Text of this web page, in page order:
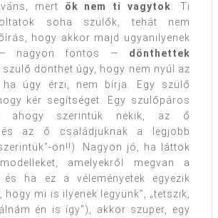
mert ők nem ti vagytok. Ti
soha szülők, tehát nem
hogy akkor majd ugyanilyenek
— nagyon fontos — dönthettek
szülő dönthet úgy, hogy nem nyúl az
ha úgy érzi, nem bírja. Egy szülő
kér segítséget. Egy szülőpáros
ahogy szerintük nekik, az ő
és az ő családjuknak a legjobb
ön!!). Nagyon jó, ha láttok
amelyekről megvan a
és ha ez a véleményetek egyezik
hogy mi is ilyenek legyünk”, „tetszik,
én is így”), akkor szuper, egy